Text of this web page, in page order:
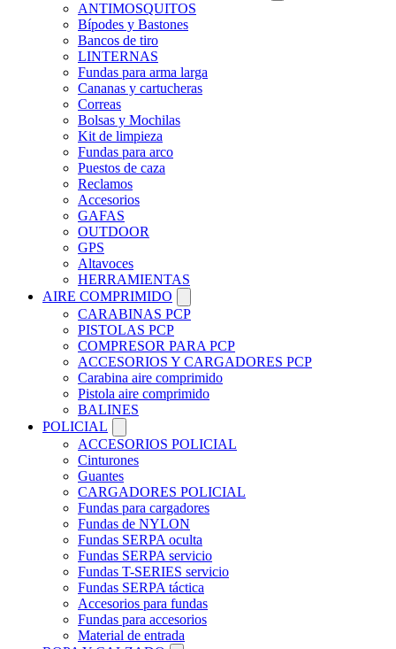
ANTIMOSQUITOS
Bípodes y Bastones
Bancos de tiro
LINTERNAS
Fundas para arma larga
Cananas y cartucheras
Correas
Bolsas y Mochilas
Kit de limpieza
Fundas para arco
Puestos de caza
Reclamos
Accesorios
GAFAS
OUTDOOR
GPS
Altavoces
HERRAMIENTAS
AIRE COMPRIMIDO
CARABINAS PCP
PISTOLAS PCP
COMPRESOR PARA PCP
ACCESORIOS Y CARGADORES PCP
Carabina aire comprimido
Pistola aire comprimido
BALINES
POLICIAL
ACCESORIOS POLICIAL
Cinturones
Guantes
CARGADORES POLICIAL
Fundas para cargadores
Fundas de NYLON
Fundas SERPA oculta
Fundas SERPA servicio
Fundas T-SERIES servicio
Fundas SERPA táctica
Accesorios para fundas
Fundas para accesorios
Material de entrada